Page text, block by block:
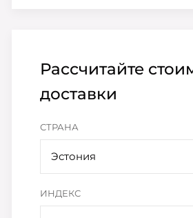
Рассчитайте
доставки
СТРАНА
Эстония
ИНДЕКС